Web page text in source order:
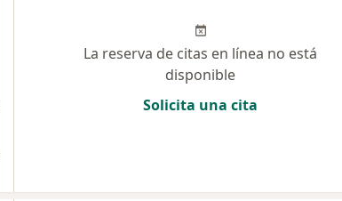
La reserva de citas en línea no está
disponible
Solicita una cita